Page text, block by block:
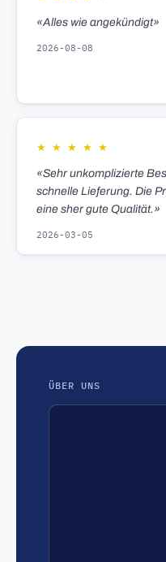
«Alles wie angekündigt»
2026-08-08
★ ★ ★ ★ ★
«Sehr unkomplizierte
schnelle Lieferung. Die
eine sher gute Qualität.»
2026-03-05
ÜBER UNS